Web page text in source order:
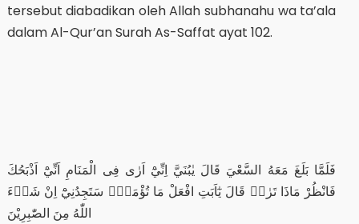
tersebut diabadikan oleh Allah subhanahu wa ta’ala
dalam Al-Qur’an Surah As-Saffat ayat 102.
فَلَمَّا بَلَغَ مَعَهُ السَّعْيَ قَالَ يٰبُنَيَّ اِنِّيْٓ اَرٰى فِى الْمَنَامِ اَنِّيْٓ اَذْبَحُكَ
فَانْظُرْ مَاذَا تَرٰىۗ قَالَ يٰٓاَبَتِ افْعَلْ مَا تُؤْمَرُۖ سَتَجِدُنِيْٓ اِنْ شَاۤءَ
اللّٰهُ مِنَ الصّٰبِرِيْنَ